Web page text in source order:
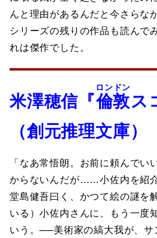
んと理由があるんだと今さらな
シリーズの残りの作品も読んで
れは傑作でした。
米澤穂信『倫敦
ロンドン
ス
（創元推理文庫）
「なあ常悟朗。お前に頼んでい
からないんだが……小佐内を紹
堂島健吾曰く、かつて絵の謎を
いる）小佐内さんに、もう一度
いう。──美術家の縞大我が、サ